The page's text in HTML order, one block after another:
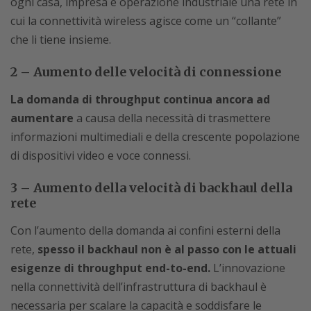
cui la connettività wireless agisce come un “collante”
che li tiene insieme.
2 – Aumento delle velocità di connessione
La domanda di throughput continua ancora ad
aumentare a causa della necessità di trasmettere
informazioni multimediali e della crescente popolazione
di dispositivi video e voce connessi.
3 – Aumento della velocità di backhaul della
rete
Con l’aumento della domanda ai confini esterni della
rete, spesso il backhaul non è al passo con le attuali
esigenze di throughput end-to-end. L’innovazione
nella connettività dell’infrastruttura di backhaul è
necessaria per scalare la capacità e soddisfare le